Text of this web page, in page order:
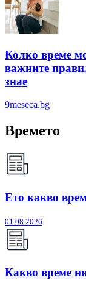
Колко време
важните
знае
9meseca.bg
Времето
Ето какво
01.08.2026
Какво време